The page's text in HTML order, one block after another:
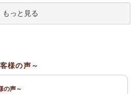
アレンジいろいろ9way仕様！新入
クスカート
作登場！『ニッポンの技×アフリカの
もっと見る
様の声～
の声～